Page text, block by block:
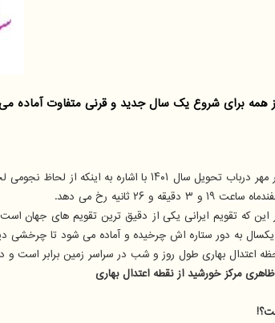
همه برای شروع یک سال جدید و قرنی متفاوت آماده می
مرصاد جعفری به خبرنگار مهر درباب تحویل
این که تقویم ایرانی یکی از دقیق ترین تقویم های
به دور ستاره اش چرخیده و آماده می شود تا چرخشی دیگر را به مدت
بهاری طول روز و شب در سراسر زمین برابر است و در هر دو نیم کره زمین ۱۲
مرکز خورشید از نقطه اعتدال بهاری